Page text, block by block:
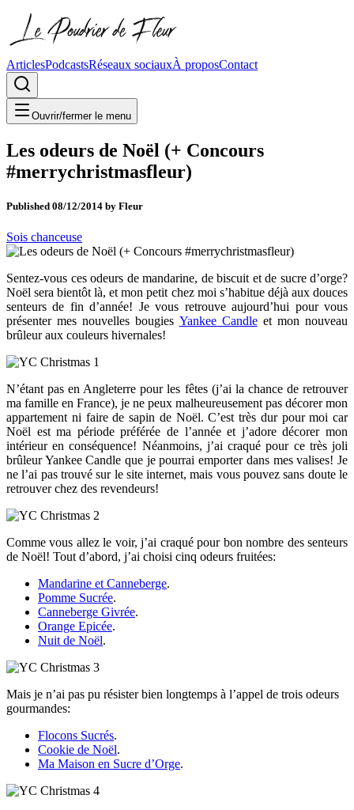
ArticlesPodcastsRéseaux sociauxÀ proposContact
Ouvrir/fermer le menu
Les odeurs de Noël (+ Concours
#merrychristmasfleur)
Published 08/12/2014 by Fleur
Sois chanceuse
Sentez-vous ces odeurs de mandarine, de biscuit et de sucre d’orge?
Noël sera bientôt là, et mon petit chez moi s’habitue déjà aux douces
senteurs de fin d’année! Je vous retrouve aujourd’hui pour vous
présenter mes nouvelles bougies Yankee Candleet mon nouveau
brûleur aux couleurs hivernales!
N’étant pas en Angleterre pour les fêtes (j’ai la chance de retrouver
ma famille en France), je ne peux malheureusement pas décorer mon
appartement ni faire de sapin de Noël. C’est très dur pour moi car
Noël est ma période préférée de l’année et j’adore décorer mon
intérieur en conséquence! Néanmoins, j’ai craqué pour ce très joli
brûleur Yankee Candle que je pourrai emporter dans mes valises! Je
ne l’ai pas trouvé sur le site internet, mais vous pouvez sans doute le
retrouver chez des revendeurs!
Comme vous allez le voir, j’ai craqué pour bon nombre des senteurs
de Noël! Tout d’abord, j’ai choisi cinq odeurs fruitées:
Mandarine et Canneberge.
Pomme Sucrée.
Canneberge Givrée.
Orange Epicée.
Nuit de Noël.
Mais je n’ai pas pu résister bien longtemps à l’appel de trois odeurs
gourmandes:
Flocons Sucrés.
Cookie de Noël.
Ma Maison en Sucre d’Orge.